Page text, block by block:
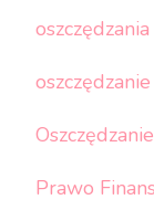
oszczędzanie
Prawo